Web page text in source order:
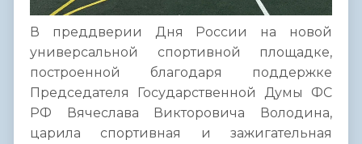
В преддверии Дня России на новой
универсальной спортивной площадке,
построенной благодаря поддержке
Председателя Государственной Думы ФС
РФ Вячеслава Викторовича Володина,
царила спортивная и зажигательная